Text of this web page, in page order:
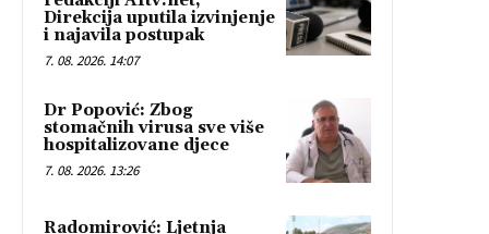
Direkcija uputila izvinjenje
i najavila postupak
7. 08. 2026. 14:07
Dr Popović: Zbog
stomačnih virusa sve više
hospitalizovane djece
7. 08. 2026. 13:26
Radomirović: Ljetnja